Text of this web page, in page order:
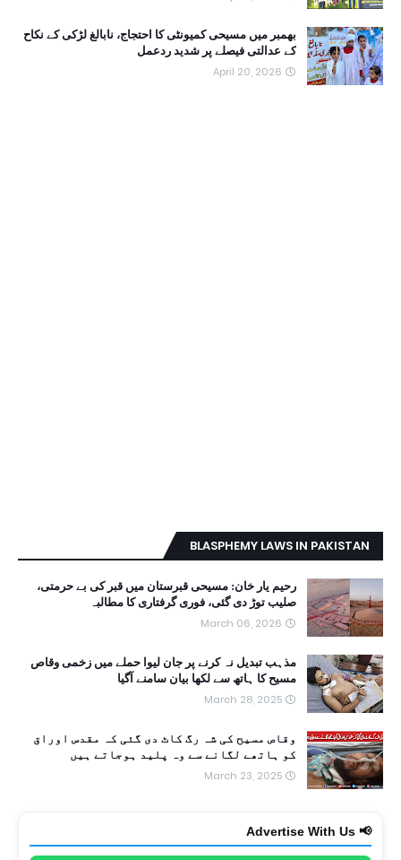
بھمبر میں مسیحی کمیونٹی کا احتجاج، نابالغ لڑکی کے نکاح
کے عدالتی فیصلے پر شدید ردعمل
April 20, 2026
BLASPHEMY LAWS IN PAKISTAN
رحیم یار خان: مسیحی قبرستان میں قبر کی بے حرمتی،
صلیب توڑ دی گئی، فوری گرفتاری کا مطالبہ
March 06, 2026
مذہب تبدیل نہ کرنے پر جان لیوا حملے میں زخمی وقاص
مسیح کا ہاتھ سے لکھا بیان سامنے آگیا
March 28, 2025
وقاص مسیح کی شہ رگ کاٹ دی گئی کہ مقدس اوراق
کو ہاتھے لگانے سے وہ پلید ہوجاتے ہیں
March 23, 2025
📢 Advertise With Us